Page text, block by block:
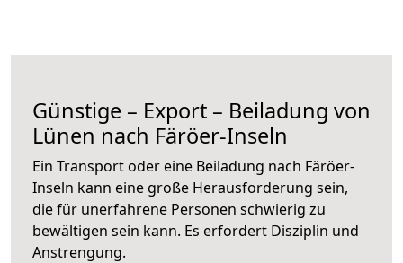
Günstige – Export – Beiladung von
Lünen nach Färöer-Inseln
Ein Transport oder eine Beiladung nach Färöer-
Inseln kann eine große Herausforderung sein,
die für unerfahrene Personen schwierig zu
bewältigen sein kann. Es erfordert Disziplin und
Anstrengung.